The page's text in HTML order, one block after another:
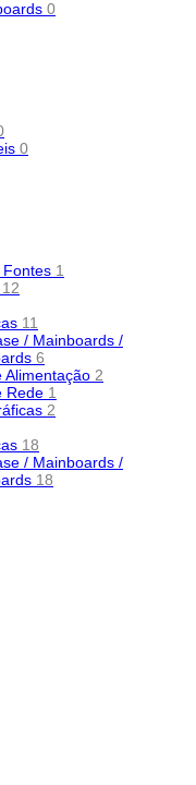
0
0
Fontes 1
12
11
/ Mainboards /
6
Alimentação 2
Rede 1
2
18
/ Mainboards /
18